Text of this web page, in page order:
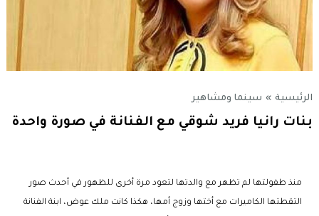
الرئيسية » سينما ومشاهير
بنات رانيا فريد شوقي مع الفنانة في صورة واحدة
منذ طفولتها لم تظهر مع والدتها لتعود مرة أخرى للظهور في أحدث صور
التقطتها الكاميرات مع أختها وزوج أمها، هكذا كانت ملك عوض، ابنة الفنانة